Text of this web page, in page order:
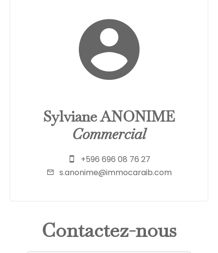
Sylviane ANONIME
Commercial
+596 696 08 76 27
s.anonime@immocaraib.com
Contactez-nous